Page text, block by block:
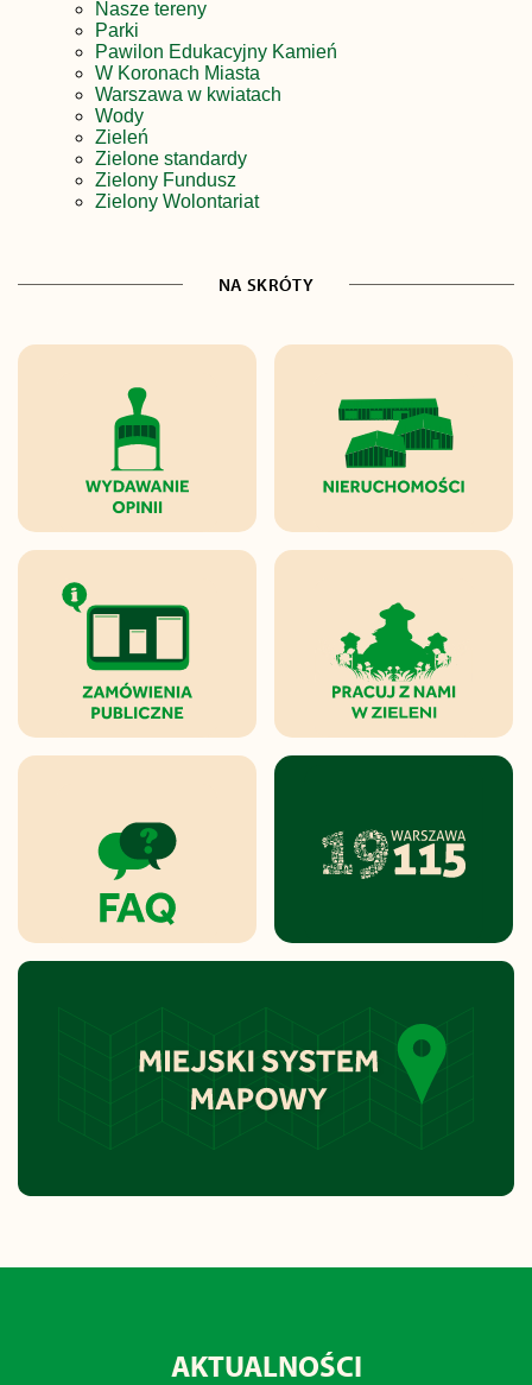
Nasze tereny
Parki
Pawilon Edukacyjny Kamień
W Koronach Miasta
Warszawa w kwiatach
Wody
Zieleń
Zielone standardy
Zielony Fundusz
Zielony Wolontariat
NA SKRÓTY
AKTUALNOŚCI